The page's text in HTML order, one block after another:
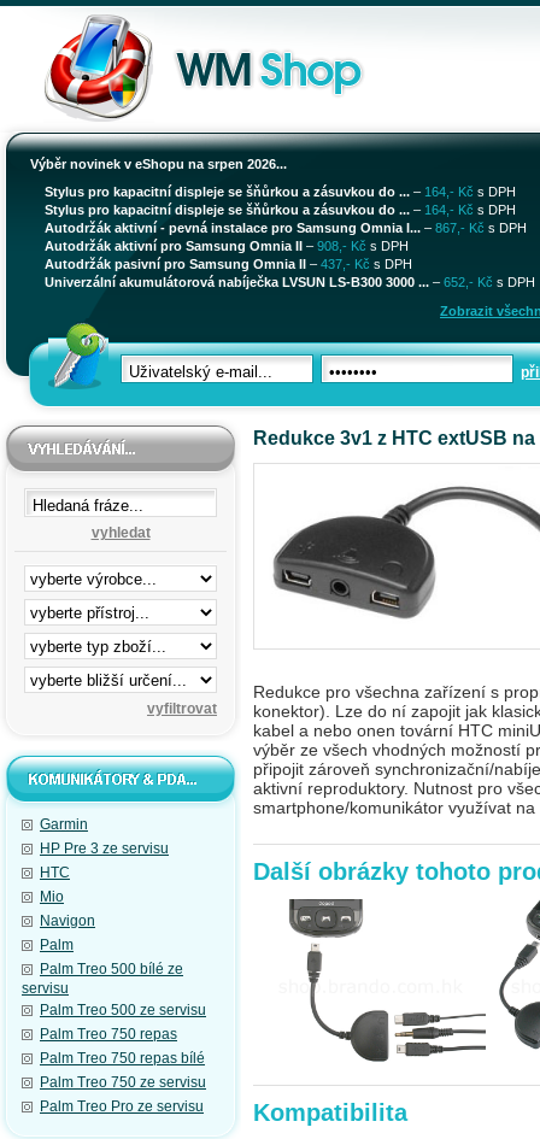
Výběr novinek v eShopu na srpen 2026...
Stylus pro kapacitní displeje se šňůrkou a zásuvkou do ... – 164,- Kč s DPH
Stylus pro kapacitní displeje se šňůrkou a zásuvkou do ... – 164,- Kč s DPH
Autodržák aktivní - pevná instalace pro Samsung Omnia I... – 867,- Kč s DPH
Autodržák aktivní pro Samsung Omnia II – 908,- Kč s DPH
Autodržák pasivní pro Samsung Omnia II – 437,- Kč s DPH
Univerzální akumulátorová nabíječka LVSUN LS-B300 3000 ... – 652,- Kč s DPH
Zobrazit
vyhledat
Garmin
HP Pre 3 ze servisu
HTC
Mio
Navigon
Palm
Palm Treo 500 bílé ze
servisu
Palm Treo 500 ze servisu
Palm Treo 750 repas
Palm Treo 750 repas bílé
Palm Treo 750 ze servisu
Palm Treo Pro ze servisu
Redukce 3v1 z HTC extUSB
Redukce pro všechna zařízení s
konektor) . Lze do ní zapojit jak
kabel a nebo onen tovární HTC
výběr ze všech vhodných možností
připojit zároveň synchronizační/
aktivní reproduktory. Nutnost pro
smartphone/komunikátor využívat na
Další obrázky tohoto
Kompatibilita